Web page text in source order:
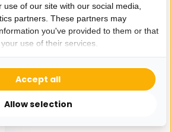
jou
of our site with our social media,
partners. These partners may
you've provided to them or that
use of their services.
Allow selection
Accept all